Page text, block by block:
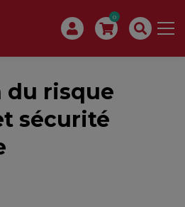
0
du risque
sécurité